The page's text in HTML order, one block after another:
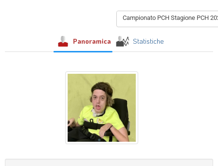
Campionato PCH Stagione PCH
Panoramica Statistiche